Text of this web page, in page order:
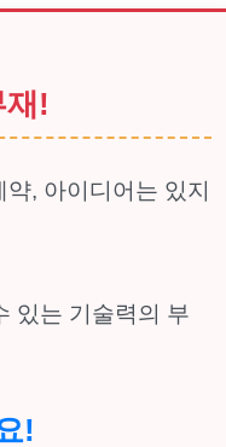
재!
, 아이디어는 있지
있는 기술력의 부
!